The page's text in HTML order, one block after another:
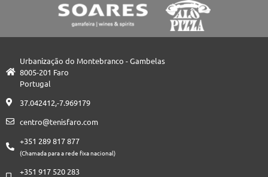
Urbanização do Montebranco - Gambelas
8005-201 Faro
Portugal
37.042412,-7.969179
centro@tenisfaro.com
+351 289 817 877
(Chamada para a rede fixa nacional)
+351 917 520 283